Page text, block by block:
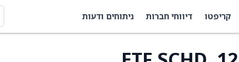
קריפטו דיווחי חברות ניתוחים ודעות